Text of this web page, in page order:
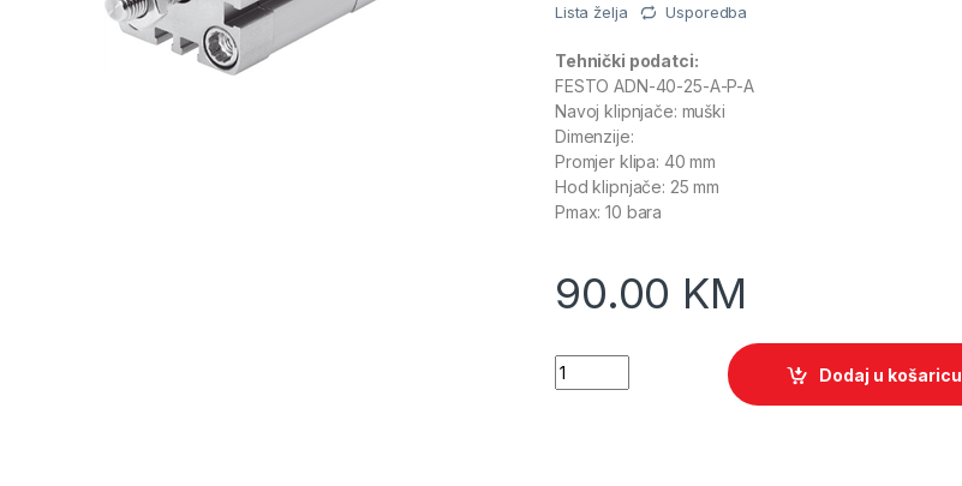
Lista želja Usporedba
Tehnički podatci:
FESTO ADN-40-25-A-P-A
Navoj klipnjače: muški
Dimenzije:
Promjer klipa: 40 mm
Hod klipnjače: 25 mm
Pmax: 10 bara
90.00 KM
Quantity
Dodaj u košaricu